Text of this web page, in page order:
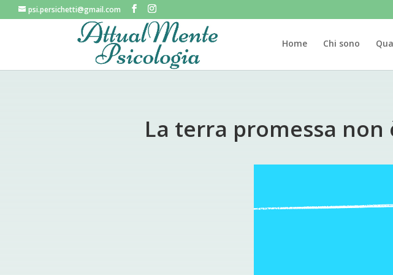
psi.persichetti@gmail.com
Home Chi sono
La terra promessa non